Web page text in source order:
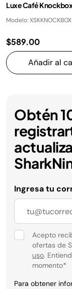
Luxe Café Knockbox
Modelo: XSKKNOCKBOX
$589.00
Añadir al
Obtén
Ingresa tu
Acepto
ofertas de
uso.
momento*
Para obtener